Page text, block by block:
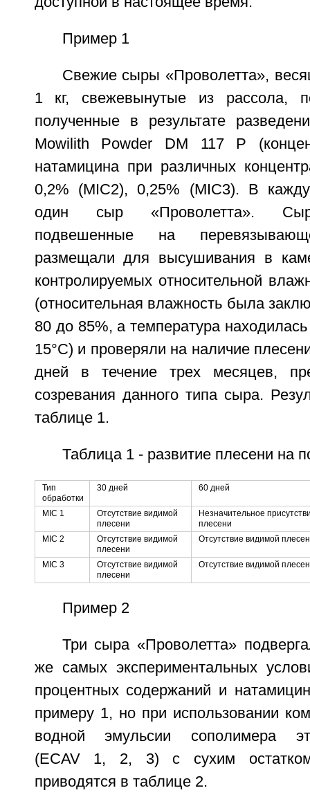
Пример 1
Свежие сыры «Проволетта»,
1 кг, свежевынутые из рассола,
полученные в результате
Mowilith Powder DM 117 P
натамицина при различных
0,2% (MIC2), 0,25% (MIC3). В
один сыр «Проволетта».
подвешенные на
размещали для высушивания в
контролируемых относительной
(относительная влажность была
80 до 85%, а температура
15°С) и проверяли на наличие
дней в течение трех месяцев,
созревания данного типа сыра.
таблице 1.
Таблица 1 - развитие плесени на
Тип
обработки
30 дней 60 дней
MIC 1
Отсутствие видимой
плесени
Незначительное
плесени
MIC 2
Отсутствие видимой
плесени
Отсутствие видимой
MIC 3
Отсутствие видимой
плесени
Отсутствие видимой
Пример 2
Три сыра «Проволетта»
же самых экспериментальных
процентных содержаний и
примеру 1, но при использовании
водной эмульсии сополимера
(ECAV 1, 2, 3) с сухим
приводятся в таблице 2.